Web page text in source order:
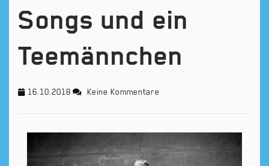
Songs und ein
Teemännchen
16.10.2018 Keine Kommentare